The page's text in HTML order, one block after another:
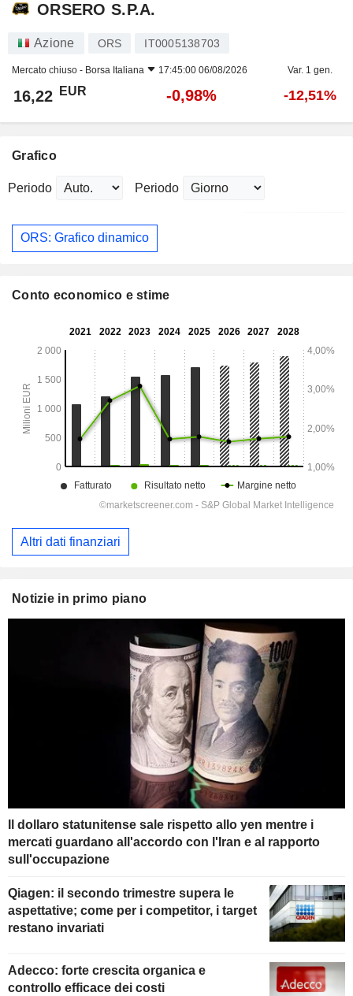
ORSERO S.P.A.
Azione ORS IT0005138703
Mercato chiuso - Borsa Italiana 17:45:00 06/08/2026 Var. 1 gen.
16,22 EUR -0,98% -12,51%
Grafico
Periodo Periodo
ORS: Grafico dinamico
Conto economico e stime
Altri dati finanziari
Notizie in primo piano
Il dollaro statunitense sale rispetto allo yen mentre i
mercati guardano all'accordo con l'Iran e al rapporto
sull'occupazione
Qiagen: il secondo trimestre supera le
aspettative; come per i competitor, i target
restano invariati
Adecco: forte crescita organica e
controllo efficace dei costi